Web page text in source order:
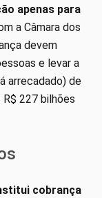
apenas para
a Câmara dos
devem
e levar a
arrecadado) de
227 bilhões
cobrança